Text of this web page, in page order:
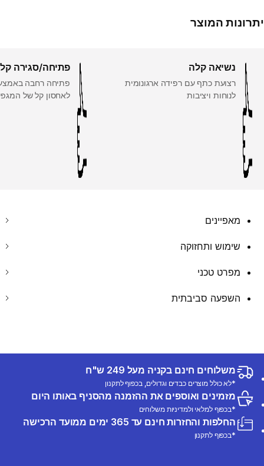
יתרונות המוצר
נשיאה קלה
רצועת כתף עם רפידה ארגונומית
לנוחות ויציבות
פתיחה/סגירה
פתיחה רחבה
לאחסון קל של
מאפיינים
שימוש ותחזוקה
מפרט טכני
השפעה סביבתית
משלוחים חינם בקניה מעל 249 ש"ח
*לא כולל מוצרים כבדים וגדולים, בכפוף לתקנון
מזמינים ואוספים את ההזמנה מהסניף באותו היום
*בכפוף למלאי ולמדיניות משלוחים
החלפות והחזרות חינם עד 365 ימים ממועד הרכישה
*בכפוף לתקנון